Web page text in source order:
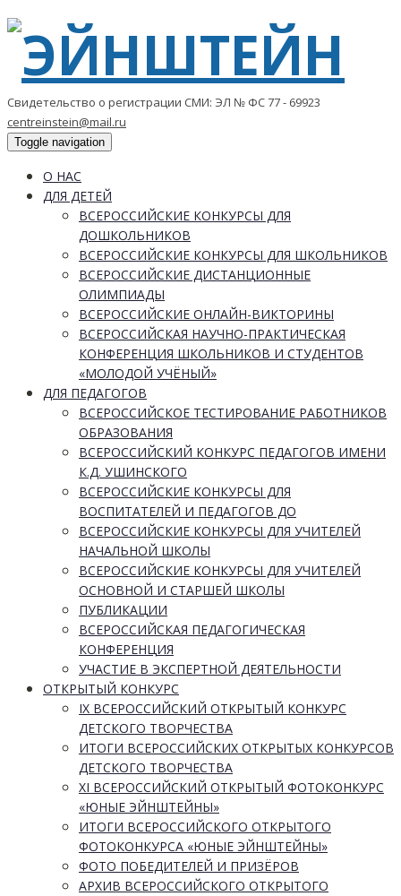
Свидетельство о регистрации СМИ: ЭЛ № ФС 77 - 69923
centreinstein@mail.ru
Toggle navigation
О НАС
ДЛЯ ДЕТЕЙ
ВСЕРОССИЙСКИЕ КОНКУРСЫ ДЛЯ
ДОШКОЛЬНИКОВ
ВСЕРОССИЙСКИЕ КОНКУРСЫ ДЛЯ ШКОЛЬНИКОВ
ВСЕРОССИЙСКИЕ ДИСТАНЦИОННЫЕ
ОЛИМПИАДЫ
ВСЕРОССИЙСКИЕ ОНЛАЙН-ВИКТОРИНЫ
ВСЕРОССИЙСКАЯ НАУЧНО-ПРАКТИЧЕСКАЯ
КОНФЕРЕНЦИЯ ШКОЛЬНИКОВ И СТУДЕНТОВ
«МОЛОДОЙ УЧЁНЫЙ»
ДЛЯ ПЕДАГОГОВ
ВСЕРОССИЙСКОЕ ТЕСТИРОВАНИЕ РАБОТНИКОВ
ОБРАЗОВАНИЯ
ВСЕРОССИЙСКИЙ КОНКУРС ПЕДАГОГОВ ИМЕНИ
К.Д. УШИНСКОГО
ВСЕРОССИЙСКИЕ КОНКУРСЫ ДЛЯ
ВОСПИТАТЕЛЕЙ И ПЕДАГОГОВ ДО
ВСЕРОССИЙСКИЕ КОНКУРСЫ ДЛЯ УЧИТЕЛЕЙ
НАЧАЛЬНОЙ ШКОЛЫ
ВСЕРОССИЙСКИЕ КОНКУРСЫ ДЛЯ УЧИТЕЛЕЙ
ОСНОВНОЙ И СТАРШЕЙ ШКОЛЫ
ПУБЛИКАЦИИ
ВСЕРОССИЙСКАЯ ПЕДАГОГИЧЕСКАЯ
КОНФЕРЕНЦИЯ
УЧАСТИЕ В ЭКСПЕРТНОЙ ДЕЯТЕЛЬНОСТИ
ОТКРЫТЫЙ КОНКУРС
IX ВСЕРОССИЙСКИЙ ОТКРЫТЫЙ КОНКУРС
ДЕТСКОГО ТВОРЧЕСТВА
ИТОГИ ВСЕРОССИЙСКИХ ОТКРЫТЫХ КОНКУРСОВ
ДЕТСКОГО ТВОРЧЕСТВА
XI ВСЕРОССИЙСКИЙ ОТКРЫТЫЙ ФОТОКОНКУРС
«ЮНЫЕ ЭЙНШТЕЙНЫ»
ИТОГИ ВСЕРОССИЙСКОГО ОТКРЫТОГО
ФОТОКОНКУРСА «ЮНЫЕ ЭЙНШТЕЙНЫ»
ФОТО ПОБЕДИТЕЛЕЙ И ПРИЗЁРОВ
АРХИВ ВСЕРОССИЙСКОГО ОТКРЫТОГО